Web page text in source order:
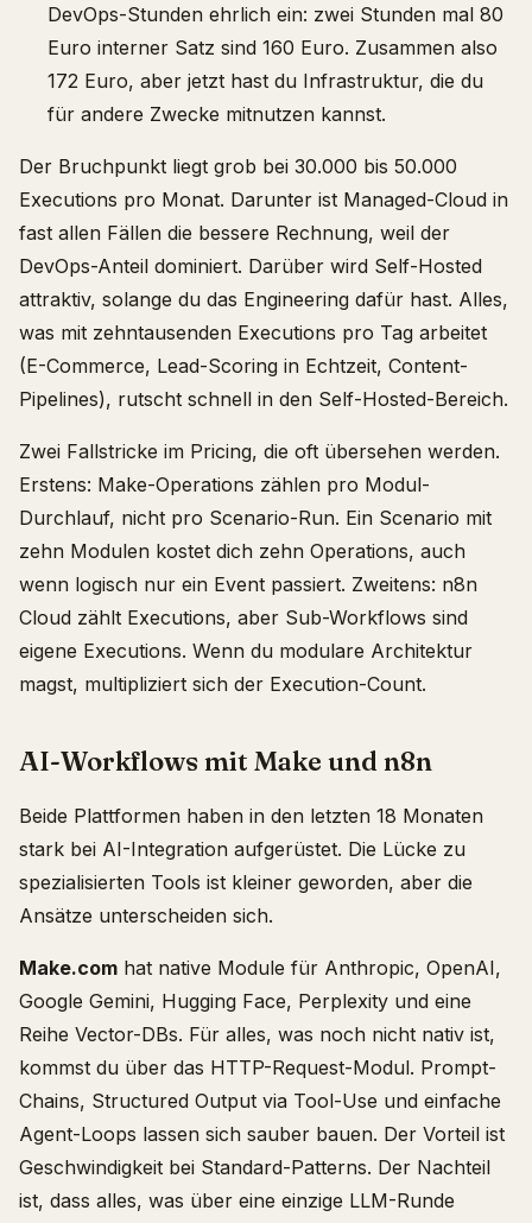
DevOps-Stunden ehrlich ein: zwei Stunden mal 80
Euro interner Satz sind 160 Euro. Zusammen also
172 Euro, aber jetzt hast du Infrastruktur, die du
für andere Zwecke mitnutzen kannst.
Der Bruchpunkt liegt grob bei 30.000 bis 50.000
Executions pro Monat. Darunter ist Managed-Cloud in
fast allen Fällen die bessere Rechnung, weil der
DevOps-Anteil dominiert. Darüber wird Self-Hosted
attraktiv, solange du das Engineering dafür hast. Alles,
was mit zehntausenden Executions pro Tag arbeitet
(E-Commerce, Lead-Scoring in Echtzeit, Content-
Pipelines), rutscht schnell in den Self-Hosted-Bereich.
Zwei Fallstricke im Pricing, die oft übersehen werden.
Erstens: Make-Operations zählen pro Modul-
Durchlauf, nicht pro Scenario-Run. Ein Scenario mit
zehn Modulen kostet dich zehn Operations, auch
wenn logisch nur ein Event passiert. Zweitens: n8n
Cloud zählt Executions, aber Sub-Workflows sind
eigene Executions. Wenn du modulare Architektur
magst, multipliziert sich der Execution-Count.
AI-Workflows mit Make und n8n
Beide Plattformen haben in den letzten 18 Monaten
stark bei AI-Integration aufgerüstet. Die Lücke zu
spezialisierten Tools ist kleiner geworden, aber die
Ansätze unterscheiden sich.
Make.com hat native Module für Anthropic, OpenAI,
Google Gemini, Hugging Face, Perplexity und eine
Reihe Vector-DBs. Für alles, was noch nicht nativ ist,
kommst du über das HTTP-Request-Modul. Prompt-
Chains, Structured Output via Tool-Use und einfache
Agent-Loops lassen sich sauber bauen. Der Vorteil ist
Geschwindigkeit bei Standard-Patterns. Der Nachteil
ist, dass alles, was über eine einzige LLM-Runde